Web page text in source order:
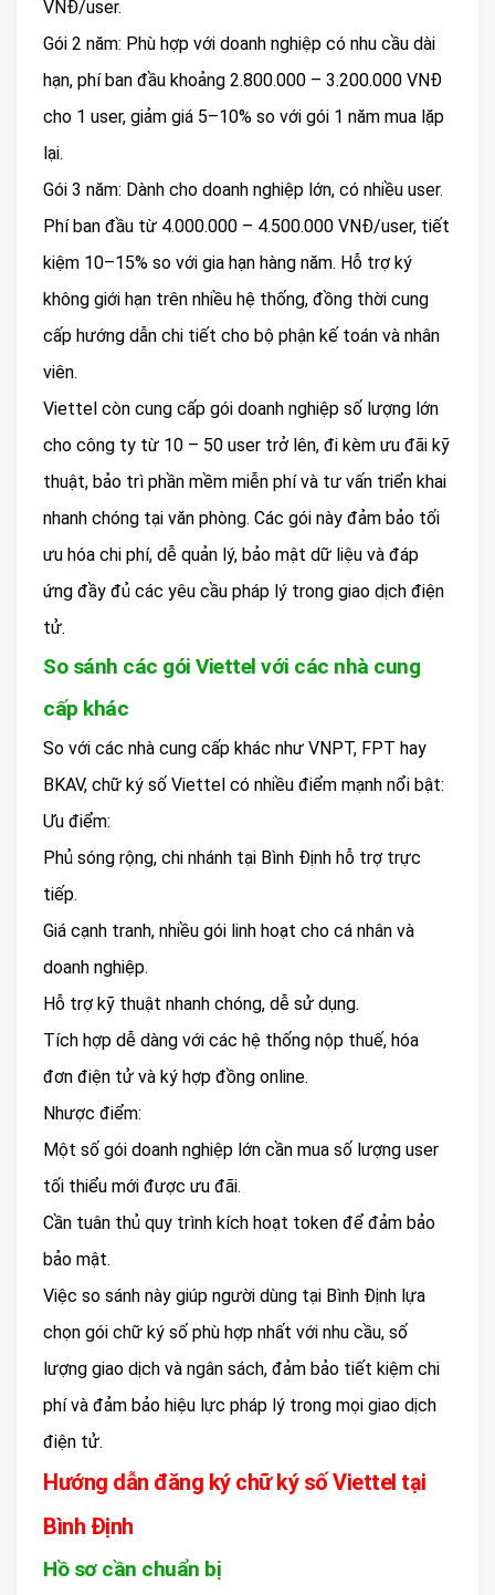
VNĐ/user.
Gói 2 năm: Phù hợp với doanh nghiệp có nhu cầu dài
hạn, phí ban đầu khoảng 2.800.000 – 3.200.000 VNĐ
cho 1 user, giảm giá 5–10% so với gói 1 năm mua lặp
lại.
Gói 3 năm: Dành cho doanh nghiệp lớn, có nhiều user.
Phí ban đầu từ 4.000.000 – 4.500.000 VNĐ/user, tiết
kiệm 10–15% so với gia hạn hàng năm. Hỗ trợ ký
không giới hạn trên nhiều hệ thống, đồng thời cung
cấp hướng dẫn chi tiết cho bộ phận kế toán và nhân
viên.
Viettel còn cung cấp gói doanh nghiệp số lượng lớn
cho công ty từ 10 – 50 user trở lên, đi kèm ưu đãi kỹ
thuật, bảo trì phần mềm miễn phí và tư vấn triển khai
nhanh chóng tại văn phòng. Các gói này đảm bảo tối
ưu hóa chi phí, dễ quản lý, bảo mật dữ liệu và đáp
ứng đầy đủ các yêu cầu pháp lý trong giao dịch điện
tử.
So sánh các gói Viettel với các nhà cung
cấp khác
So với các nhà cung cấp khác như VNPT, FPT hay
BKAV, chữ ký số Viettel có nhiều điểm mạnh nổi bật:
Ưu điểm:
Phủ sóng rộng, chi nhánh tại Bình Định hỗ trợ trực
tiếp.
Giá cạnh tranh, nhiều gói linh hoạt cho cá nhân và
doanh nghiệp.
Hỗ trợ kỹ thuật nhanh chóng, dễ sử dụng.
Tích hợp dễ dàng với các hệ thống nộp thuế, hóa
đơn điện tử và ký hợp đồng online.
Nhược điểm:
Một số gói doanh nghiệp lớn cần mua số lượng user
tối thiểu mới được ưu đãi.
Cần tuân thủ quy trình kích hoạt token để đảm bảo
bảo mật.
Việc so sánh này giúp người dùng tại Bình Định lựa
chọn gói chữ ký số phù hợp nhất với nhu cầu, số
lượng giao dịch và ngân sách, đảm bảo tiết kiệm chi
phí và đảm bảo hiệu lực pháp lý trong mọi giao dịch
điện tử.
Hướng dẫn đăng ký chữ ký số Viettel tại
Bình Định
Hồ sơ cần chuẩn bị